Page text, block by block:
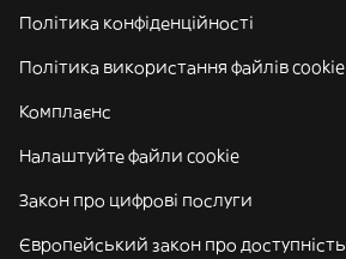
Політика конфіденційності
Політика використання файлів cookie
Комплаєнс
Налаштуйте файли cookie
Закон про цифрові послуги
Європейський закон про доступність